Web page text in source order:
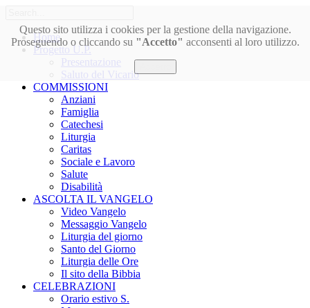
Questo sito utilizza i cookies per la gestione della navigazione.
Proseguendo o cliccando su "Accetto" acconsenti al loro utilizzo.
Home
Progetto U.P.
Presentazione
Saluto del Vicario
COMMISSIONI
Anziani
Famiglia
Catechesi
Liturgia
Caritas
Sociale e Lavoro
Salute
Disabilità
ASCOLTA IL VANGELO
Video Vangelo
Messaggio Vangelo
Liturgia del giorno
Santo del Giorno
Liturgia delle Ore
Il sito della Bibbia
CELEBRAZIONI
Orario estivo S.